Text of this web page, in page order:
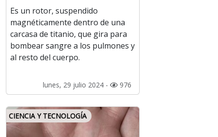
Es un rotor, suspendido
magnéticamente dentro de una
carcasa de titanio, que gira para
bombear sangre a los pulmones y
al resto del cuerpo.
lunes, 29 julio 2024 - 976
CIENCIA Y TECNOLOGÍA